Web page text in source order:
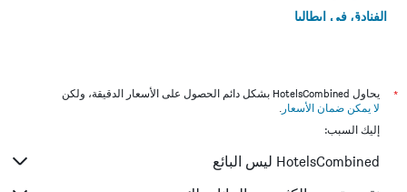
الفنادق في إيطاليا
*
يحاول HotelsCombined بشكل دائم الحصول على الأسعار الدقيقة، ولكن
لا يمكن ضمان الأسعار .
إليك السبب:
HotelsCombined ليس البائع